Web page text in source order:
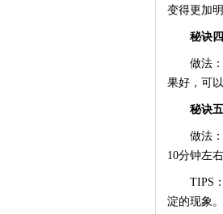
变得更加明
秘诀
做法：将
果好，可
秘诀五
做法：每
10分钟左
TIPS：
淀的现象